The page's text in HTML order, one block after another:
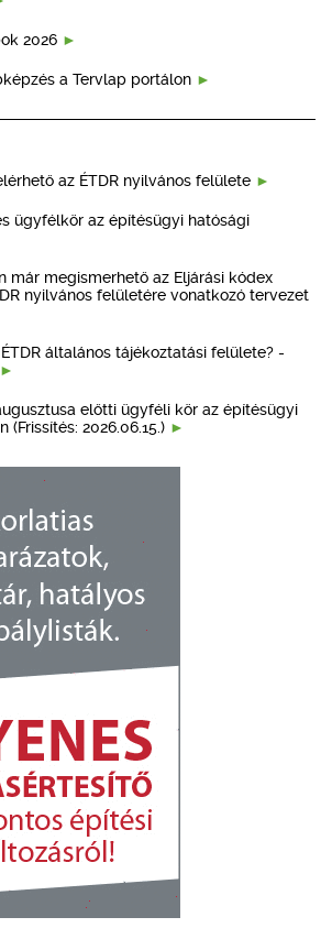
2026
a Tervlap portálon
az ÉTDR nyilvános felülete
ügyfélkör az építésügyi hatósági
már megismerhető az Eljárási kódex
nyilvános felületére vonatkozó tervezet
általános tájékoztatási felülete? -
előtti ügyféli kör az építésügyi
(Frissítés: 2026.06.15.)